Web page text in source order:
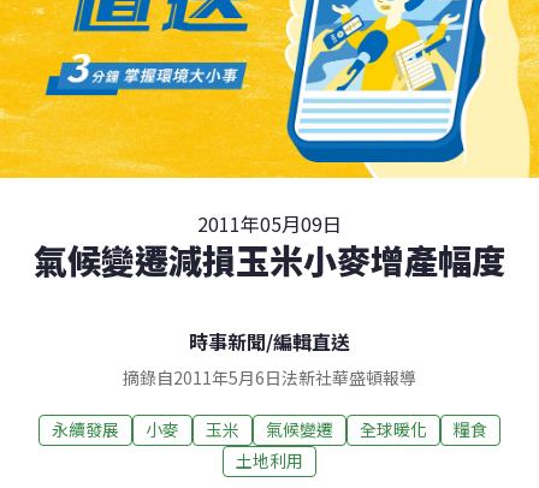
2011年05月09日
氣候變遷減損玉米小麥增產幅度
時事新聞/編輯直送
摘錄自2011年5月6日法新社華盛頓報導
永續發展 小麥 玉米 氣候變遷 全球暖化
糧食
土地利用